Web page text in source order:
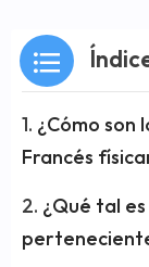
¿Cómo son
Francés
¿Qué tal